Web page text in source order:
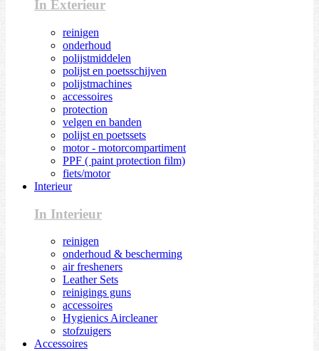
In Exterieur
reinigen
onderhoud
polijstmiddelen
polijst en poetsschijven
polijstmachines
accessoires
protection
velgen en banden
polijst en poetssets
motor - motorcompartiment
PPF ( paint protection film)
fiets/motor
Interieur
In Interieur
reinigen
onderhoud & bescherming
air fresheners
Leather Sets
reinigings guns
accessoires
Hygienics Aircleaner
stofzuigers
Accessoires